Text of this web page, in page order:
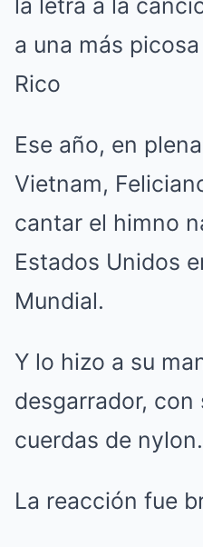
Ese año, en
Vietnam,
cantar el himno
Estados Unidos
Mundial.
Y lo hizo a su
desgarrador, con
cuerdas de nylon.
La reacción fue